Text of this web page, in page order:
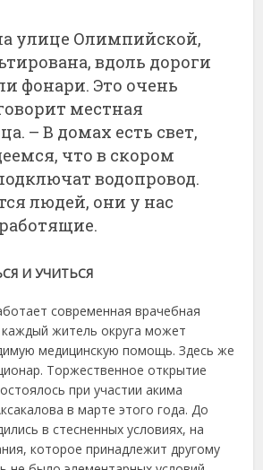
улице Олимпийской,
вдоль дороги
фонари. Это очень
местная
– В домах есть свет,
что в скором
водопровод.
людей, они у нас
И УЧИТЬСЯ
современная врачебная
житель округа может
медицинскую помощь. Здесь же
Торжественное открытие
при участии акима
в марте этого года. До
в стесненных условиях, на
которое принадлежит другому